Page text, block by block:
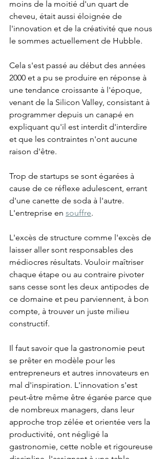
moins de la moitié d'un quart de
cheveu, était aussi éloignée de
l'innovation et de la créativité que nous
le sommes actuellement de Hubble.
Cela s'est passé au début des années
2000 et a pu se produire en réponse à
une tendance croissante à l'époque,
venant de la Silicon Valley, consistant à
programmer depuis un canapé en
expliquant qu'il est interdit d'interdire
et que les contraintes n'ont aucune
raison d'être.
Trop de startups se sont égarées à
cause de ce réflexe adulescent, errant
d'une canette de soda à l'autre.
L'entreprise en souffre.
L'excès de structure comme l'excès de
laisser aller sont responsables des
médiocres résultats. Vouloir maîtriser
chaque étape ou au contraire pivoter
sans cesse sont les deux antipodes de
ce domaine et peu parviennent, à bon
compte, à trouver un juste milieu
constructif.
Il faut savoir que la gastronomie peut
se prêter en modèle pour les
entrepreneurs et autres innovateurs en
mal d'inspiration. L'innovation s'est
peut-être même être égarée parce que
de nombreux managers, dans leur
approche trop zélée et orientée vers la
productivité, ont négligé la
gastronomie, cette noble et rigoureuse